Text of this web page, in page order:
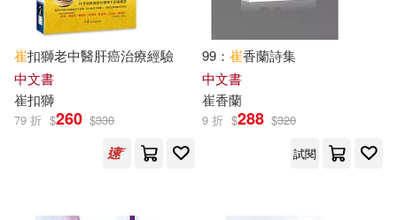
譚旭東(8)
間所壽子(8)
（美）亨得里克·威廉·房龍(8)
普天出版社(26)
中國環境科學出版社(25)
崔扣獅老中醫肝癌治療經驗
中文書
崔扣獅
79 折 $260 $330
99： 崔香蘭詩集
中文書
崔香蘭
9 折 $288 $320
試閱